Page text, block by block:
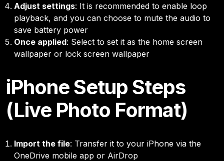
Adjust settings: It is recommended to enable loop
playback, and you can choose to mute the audio to
save battery power
Once applied: Select to set it as the home screen
wallpaper or lock screen wallpaper
iPhone Setup Steps
(Live Photo Format)
Import the file: Transfer it to your iPhone via the
OneDrive mobile app or AirDrop